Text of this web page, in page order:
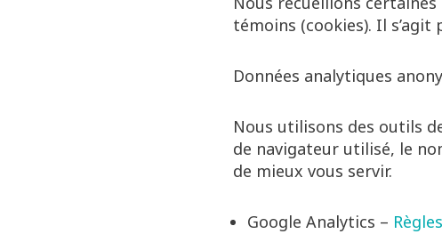
témoins (cookies). Il
Données analytiques
Nous utilisons des outils
de navigateur utilisé, le
de mieux vous servir.
Google Analytics –